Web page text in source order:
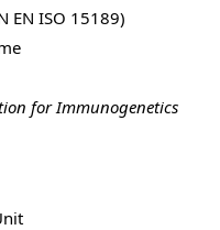
EN ISO 15189)
for Immunogenetics